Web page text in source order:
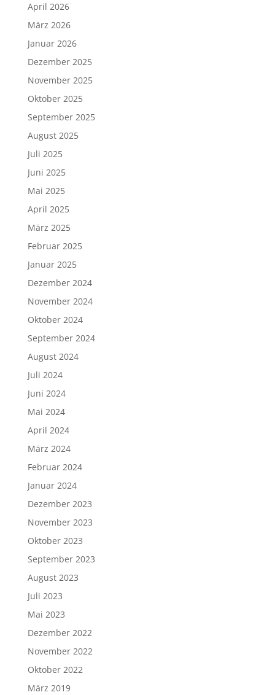
April 2026
März 2026
Januar 2026
Dezember 2025
November 2025
Oktober 2025
September 2025
August 2025
Juli 2025
Juni 2025
Mai 2025
April 2025
März 2025
Februar 2025
Januar 2025
Dezember 2024
November 2024
Oktober 2024
September 2024
August 2024
Juli 2024
Juni 2024
Mai 2024
April 2024
März 2024
Februar 2024
Januar 2024
Dezember 2023
November 2023
Oktober 2023
September 2023
August 2023
Juli 2023
Mai 2023
Dezember 2022
November 2022
Oktober 2022
März 2019